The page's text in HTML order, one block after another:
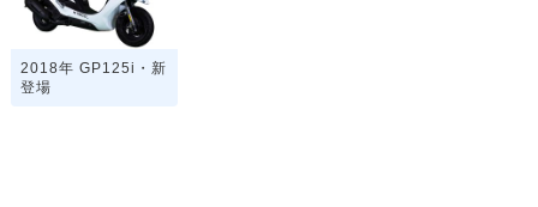
2018年 GP125i・新
登場